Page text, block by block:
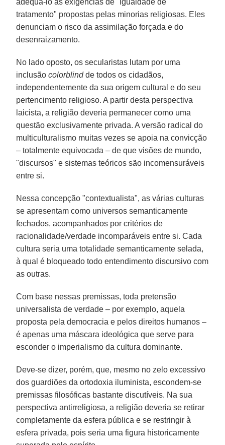
tratamento" propostas pelas minorias religiosas. Eles
denunciam o risco da assimilação forçada e do
desenraizamento.
No lado oposto, os secularistas lutam por uma
inclusãocolorblindde todos os cidadãos,
independentemente da sua origem cultural e do seu
pertencimento religioso. A partir desta perspectiva
laicista, a religião deveria permanecer como uma
questão exclusivamente privada. A versão radical do
multiculturalismo muitas vezes se apoia na convicção
– totalmente equivocada – de que visões de mundo,
"discursos" e sistemas teóricos são incomensuráveis
entre si.
Nessa concepção "contextualista", as várias culturas
se apresentam como universos semanticamente
fechados, acompanhados por critérios de
racionalidade/verdade incomparáveis entre si. Cada
cultura seria uma totalidade semanticamente selada,
à qual é bloqueado todo entendimento discursivo com
as outras.
Com base nessas premissas, toda pretensão
universalista de verdade – por exemplo, aquela
proposta pela democracia e pelos direitos humanos –
é apenas uma máscara ideológica que serve para
esconder o imperialismo da cultura dominante.
Deve-se dizer, porém, que, mesmo no zelo excessivo
dos guardiões da ortodoxia iluminista, escondem-se
premissas filosóficas bastante discutíveis. Na sua
perspectiva antirreligiosa, a religião deveria se retirar
completamente da esfera pública e se restringir à
esfera privada, pois seria uma figura historicamente